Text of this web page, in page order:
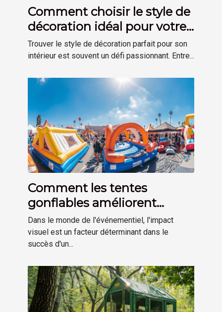
Comment choisir le style de
décoration idéal pour votre
maison
Trouver le style de décoration parfait pour son
intérieur est souvent un défi passionnant. Entre...
Comment les tentes
gonflables améliorent
l'impact visuel des
événements
Dans le monde de l'événementiel, l'impact
visuel est un facteur déterminant dans le
succès d'un...